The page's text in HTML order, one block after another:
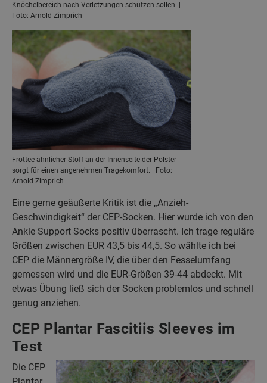
Knöchelbereich nach Verletzungen schützen sollen. |
Foto: Arnold Zimprich
Frottee-ähnlicher Stoff an der Innenseite der Polster
sorgt für einen angenehmen Tragekomfort. | Foto:
Arnold Zimprich
Eine gerne geäußerte Kritik ist die „Anzieh-
Geschwindigkeit“ der CEP-Socken. Hier wurde ich von den
Ankle Support Socks positiv überrascht. Ich trage reguläre
Größen zwischen EUR 43,5 bis 44,5. So wählte ich bei
CEP die Männergröße IV, die über den Fesselumfang
gemessen wird und die EUR-Größen 39-44 abdeckt. Mit
etwas Übung ließ sich der Socken problemlos und schnell
genug anziehen.
CEP Plantar Fascitiis Sleeves im
Test
Die CEP